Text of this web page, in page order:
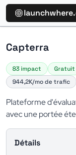
Capterra
83 impact Gratuit
944,2K/mo de trafic
Plateforme
avec une portée
Détails